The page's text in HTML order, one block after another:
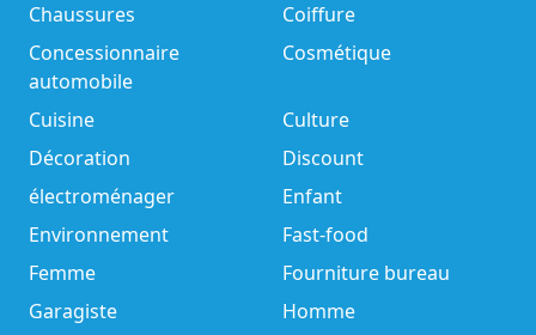
Chaussures
Coiffure
Concessionnaire
automobile
Cosmétique
Cuisine
Culture
Décoration
Discount
électroménager
Enfant
Environnement
Fast-food
Femme
Fourniture bureau
Garagiste
Homme